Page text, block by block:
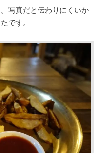
写真だと伝わりにくいか
です。